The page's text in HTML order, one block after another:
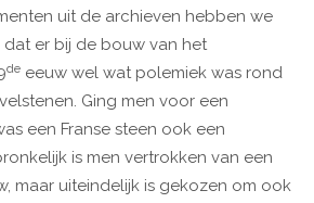
uit de archieven hebben we
er bij de bouw van het
de eeuw wel wat polemiek was rond
Ging men voor een
een Franse steen ook een
is men vertrokken van een
maar uiteindelijk is gekozen om ook